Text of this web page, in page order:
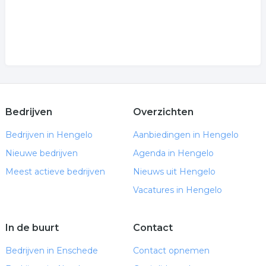
Bedrijven
Bedrijven in Hengelo
Nieuwe bedrijven
Meest actieve bedrijven
Overzichten
Aanbiedingen in Hengelo
Agenda in Hengelo
Nieuws uit Hengelo
Vacatures in Hengelo
In de buurt
Bedrijven in Enschede
Contact
Contact opnemen